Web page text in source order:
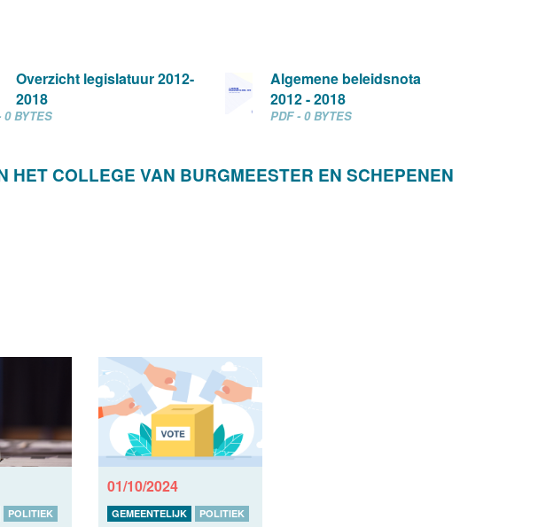
Overzicht legislatuur 2012-
2018
0 BYTES
Algemene beleidsnota
2012 - 2018
PDF - 0 BYTES
HET COLLEGE VAN BURGMEESTER EN SCHEPENEN
POLITIEK
01/10/2024
GEMEENTELIJK POLITIEK